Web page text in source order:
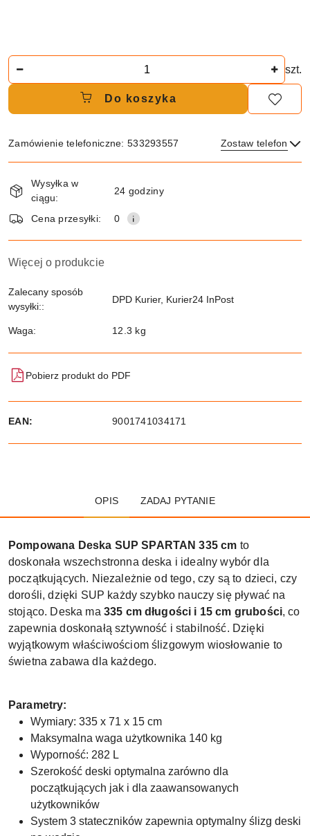
szt.
Do koszyka
Zamówienie telefoniczne: 533293557 Zostaw telefon
i
dostawa
Wysyłka w
ciągu:
24 godziny
Cena przesyłki: 0
Więcej o produkcie
Zalecany sposób
wysyłki::
DPD Kurier, Kurier24 InPost
Waga: 12.3 kg
Pobierz produkt do PDF
EAN: 9001741034171
OPIS ZADAJ PYTANIE
Pompowana Deska SUP SPARTAN 335 cm to
doskonała wszechstronna deska i idealny wybór dla
początkujących. Niezależnie od tego, czy są to dzieci, czy
dorośli, dzięki SUP każdy szybko nauczy się pływać na
stojąco. Deska ma 335 cm długości i 15 cm grubości, co
zapewnia doskonałą sztywność i stabilność. Dzięki
wyjątkowym właściwościom ślizgowym wiosłowanie to
świetna zabawa dla każdego.
Parametry:
Wymiary: 335 x 71 x 15 cm
Maksymalna waga użytkownika 140 kg
Wyporność: 282 L
Szerokość deski optymalna zarówno dla
początkujących jak i dla zaawansowanych
użytkowników
System 3 stateczników zapewnia optymalny ślizg deski